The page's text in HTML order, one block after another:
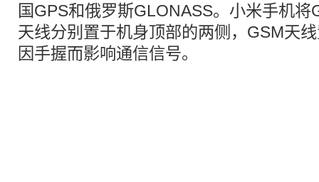
国GPS和俄罗斯GLONASS。小米手机将
天线分别置于机身顶部的两侧，GSM天
因手握而影响通信信号。